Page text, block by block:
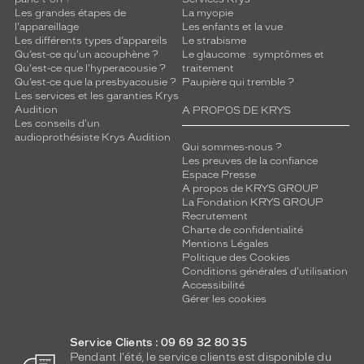
Non
Type
de
verres
compatibles
Progressifs
Unifocaux
Les grandes étapes de
l'appareillage
Les différents types d’appareils
Qu’est-ce qu'un acouphène ?
Qu'est-ce que l'hyperacousie ?
Qu’est-ce que la presbyacousie ?
Les services et les garanties Krys
Audition
Les conseils d'un
audioprothésiste Krys Audition
La myopie
Les enfants et la vue
Le strabisme
Le glaucome : symptômes et
traitement
Paupière qui tremble ?
A PROPOS DE KRYS
Qui sommes-nous ?
Les preuves de la confiance
Espace Presse
A propos de KRYS GROUP
La Fondation KRYS GROUP
Recrutement
Charte de confidentialité
Mentions Légales
Politique des Cookies
Conditions générales d'utilisation
Accessibilité
Gérer les cookies
Service Clients : 09 69 32 80 35
Pendant l'été, le service clients est disponible du